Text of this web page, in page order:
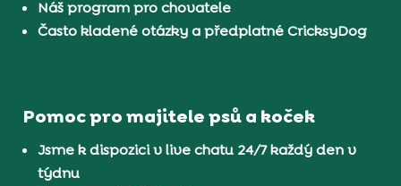
Náš program pro chovatele
Často kladené otázky a předplatné CricksyDog
Pomoc pro majitele psů a koček
Jsme k dispozici v live chatu 24/7 každý den v
týdnu